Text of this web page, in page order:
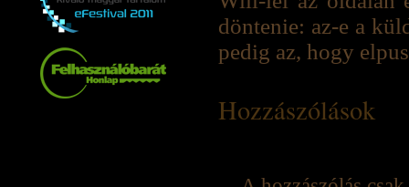
döntenie: az-e a
pedig az, hogy
Hozzászólások